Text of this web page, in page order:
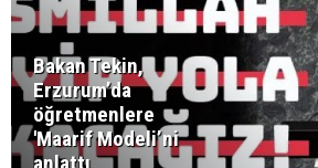
Bakan Tekin,
Erzurum’da
öğretmenlere
'Maarif Modeli’ni
anlattı